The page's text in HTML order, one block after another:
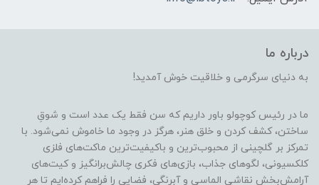
درباره ما
به دنیای سرگرمی و خلاقیت خوش آمدید!
ما در رئیس کوچولو باور داریم که سن فقط یک عدد است و شوقِ
ساختن، کشف کردن و خلق هنر، هرگز در وجود ما خاموش نمی‌شود. با
تمرکز بر گلچینی از محبوب‌ترین و باکیفیت‌ترین ماکت‌های فلزی
کلکسیونی، لگوهای جذاب، بازی‌های فکری چالش‌برانگیز و کیت‌های
آرامش‌بخش نقاشی الماسی و آبرنگی، فضایی را فراهم کرده‌ایم تا هر